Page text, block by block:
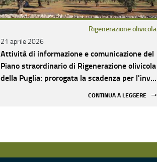
Rigenerazione olivicola
21 aprile 2026
Attività di informazione e comunicazione del
Piano straordinario di Rigenerazione olivicola
della Puglia: prorogata la scadenza per l'invio
CONTINUA A LEGGERE